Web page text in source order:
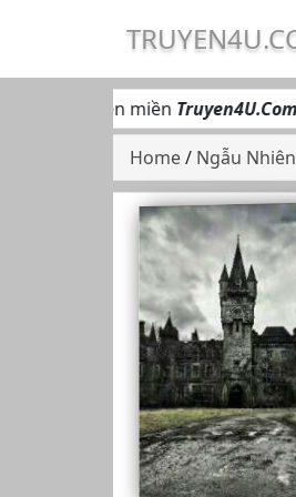
cập tên miềnTruyen4U.Com
Home/ Ngẫu Nhiên